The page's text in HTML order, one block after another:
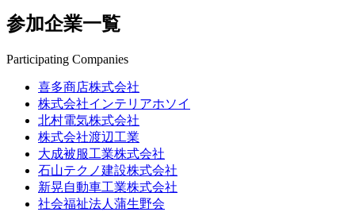
参加企業一覧
Participating Companies
喜多商店株式会社
株式会社インテリアホソイ
北村電気株式会社
株式会社渡辺工業
大成被服工業株式会社
石山テクノ建設株式会社
新晃自動車工業株式会社
社会福祉法人蒲生野会